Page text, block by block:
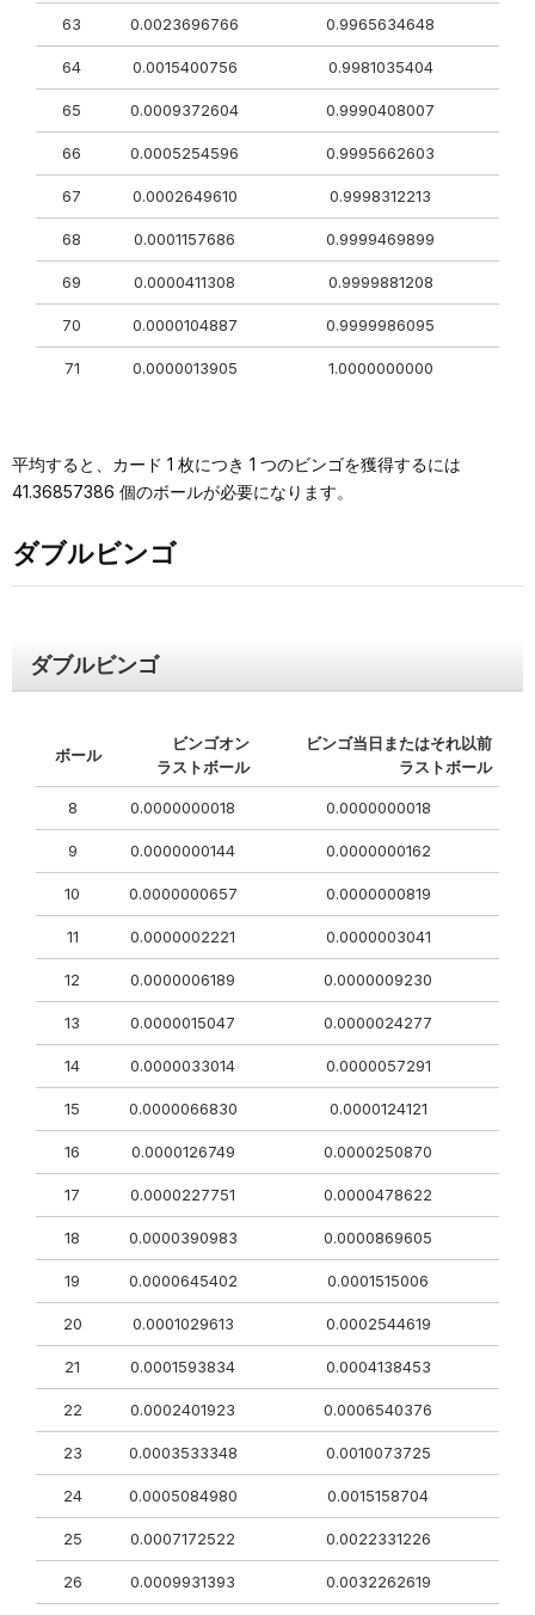
63 0.0023696766 0.9965634648
64 0.0015400756 0.9981035404
65 0.0009372604 0.9990408007
66 0.0005254596 0.9995662603
67 0.0002649610 0.9998312213
68 0.0001157686 0.9999469899
69 0.0000411308 0.9999881208
70 0.0000104887 0.9999986095
71 0.0000013905 1.0000000000
平均すると、カード 1 枚につき 1 つのビンゴを獲得するには
41.36857386 個のボールが必要になります。
ダブルビンゴ
ダブルビンゴ
ボール
ビンゴオン
ラストボール
ビンゴ当日またはそれ以前
ラストボール
8 0.0000000018 0.0000000018
9 0.0000000144 0.0000000162
10 0.0000000657 0.0000000819
11 0.0000002221 0.0000003041
12 0.0000006189 0.0000009230
13 0.0000015047 0.0000024277
14 0.0000033014 0.0000057291
15 0.0000066830 0.0000124121
16 0.0000126749 0.0000250870
17 0.0000227751 0.0000478622
18 0.0000390983 0.0000869605
19 0.0000645402 0.0001515006
20 0.0001029613 0.0002544619
21 0.0001593834 0.0004138453
22 0.0002401923 0.0006540376
23 0.0003533348 0.0010073725
24 0.0005084980 0.0015158704
25 0.0007172522 0.0022331226
26 0.0009931393 0.0032262619